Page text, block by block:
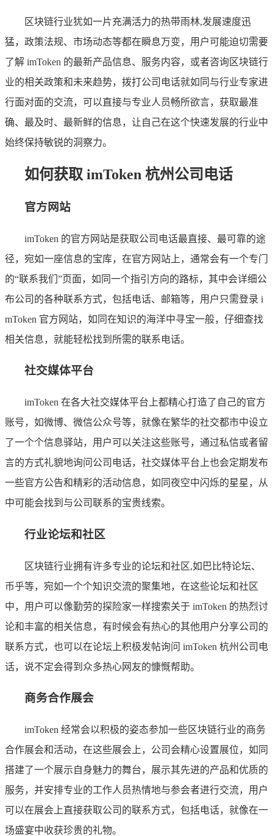
区块链行业犹如一片充满活力的热带雨林,发展速度迅
猛，政策法规、市场动态等都在瞬息万变，用户可能迫切需要
了解 imToken 的最新产品信息、服务内容，或者咨询区块链行
业的相关政策和未来趋势，拨打公司电话就如同与行业专家进
行面对面的交流，可以直接与专业人员畅所欲言，获取最准
确、最及时、最新鲜的信息，让自己在这个快速发展的行业中
始终保持敏锐的洞察力。
如何获取 imToken 杭州公司电话
官方网站
imToken 的官方网站是获取公司电话最直接、最可靠的途
径，宛如一座信息的宝库，在官方网站上，通常会有一个专门
的“联系我们”页面，如同一个指引方向的路标，其中会详细公
布公司的各种联系方式，包括电话、邮箱等，用户只需登录 i
mToken 官方网站，如同在知识的海洋中寻宝一般，仔细查找
相关信息，就能轻松找到所需的联系电话。
社交媒体平台
imToken 在各大社交媒体平台上都精心打造了自己的官方
账号，如微博、微信公众号等，就像在繁华的社交都市中设立
了一个个信息驿站，用户可以关注这些账号，通过私信或者留
言的方式礼貌地询问公司电话，社交媒体平台上也会定期发布
一些官方公告和精彩的活动信息，如同夜空中闪烁的星星，从
中可能会找到与公司联系的宝贵线索。
行业论坛和社区
区块链行业拥有许多专业的论坛和社区,如巴比特论坛、
币乎等，宛如一个个知识交流的聚集地，在这些论坛和社区
中，用户可以像勤劳的探险家一样搜索关于 imToken 的热烈讨
论和丰富的相关信息，有时候会有热心的其他用户分享公司的
联系方式，也可以在论坛上积极发帖询问 imToken 杭州公司电
话，说不定会得到众多热心网友的慷慨帮助。
商务合作展会
imToken 经常会以积极的姿态参加一些区块链行业的商务
合作展会和活动，在这些展会上，公司会精心设置展位，如同
搭建了一个展示自身魅力的舞台，展示其先进的产品和优质的
服务，并安排专业的工作人员热情地与参会者进行交流，用户
可以在展会上直接获取公司的联系方式，包括电话，就像在一
场盛宴中收获珍贵的礼物。